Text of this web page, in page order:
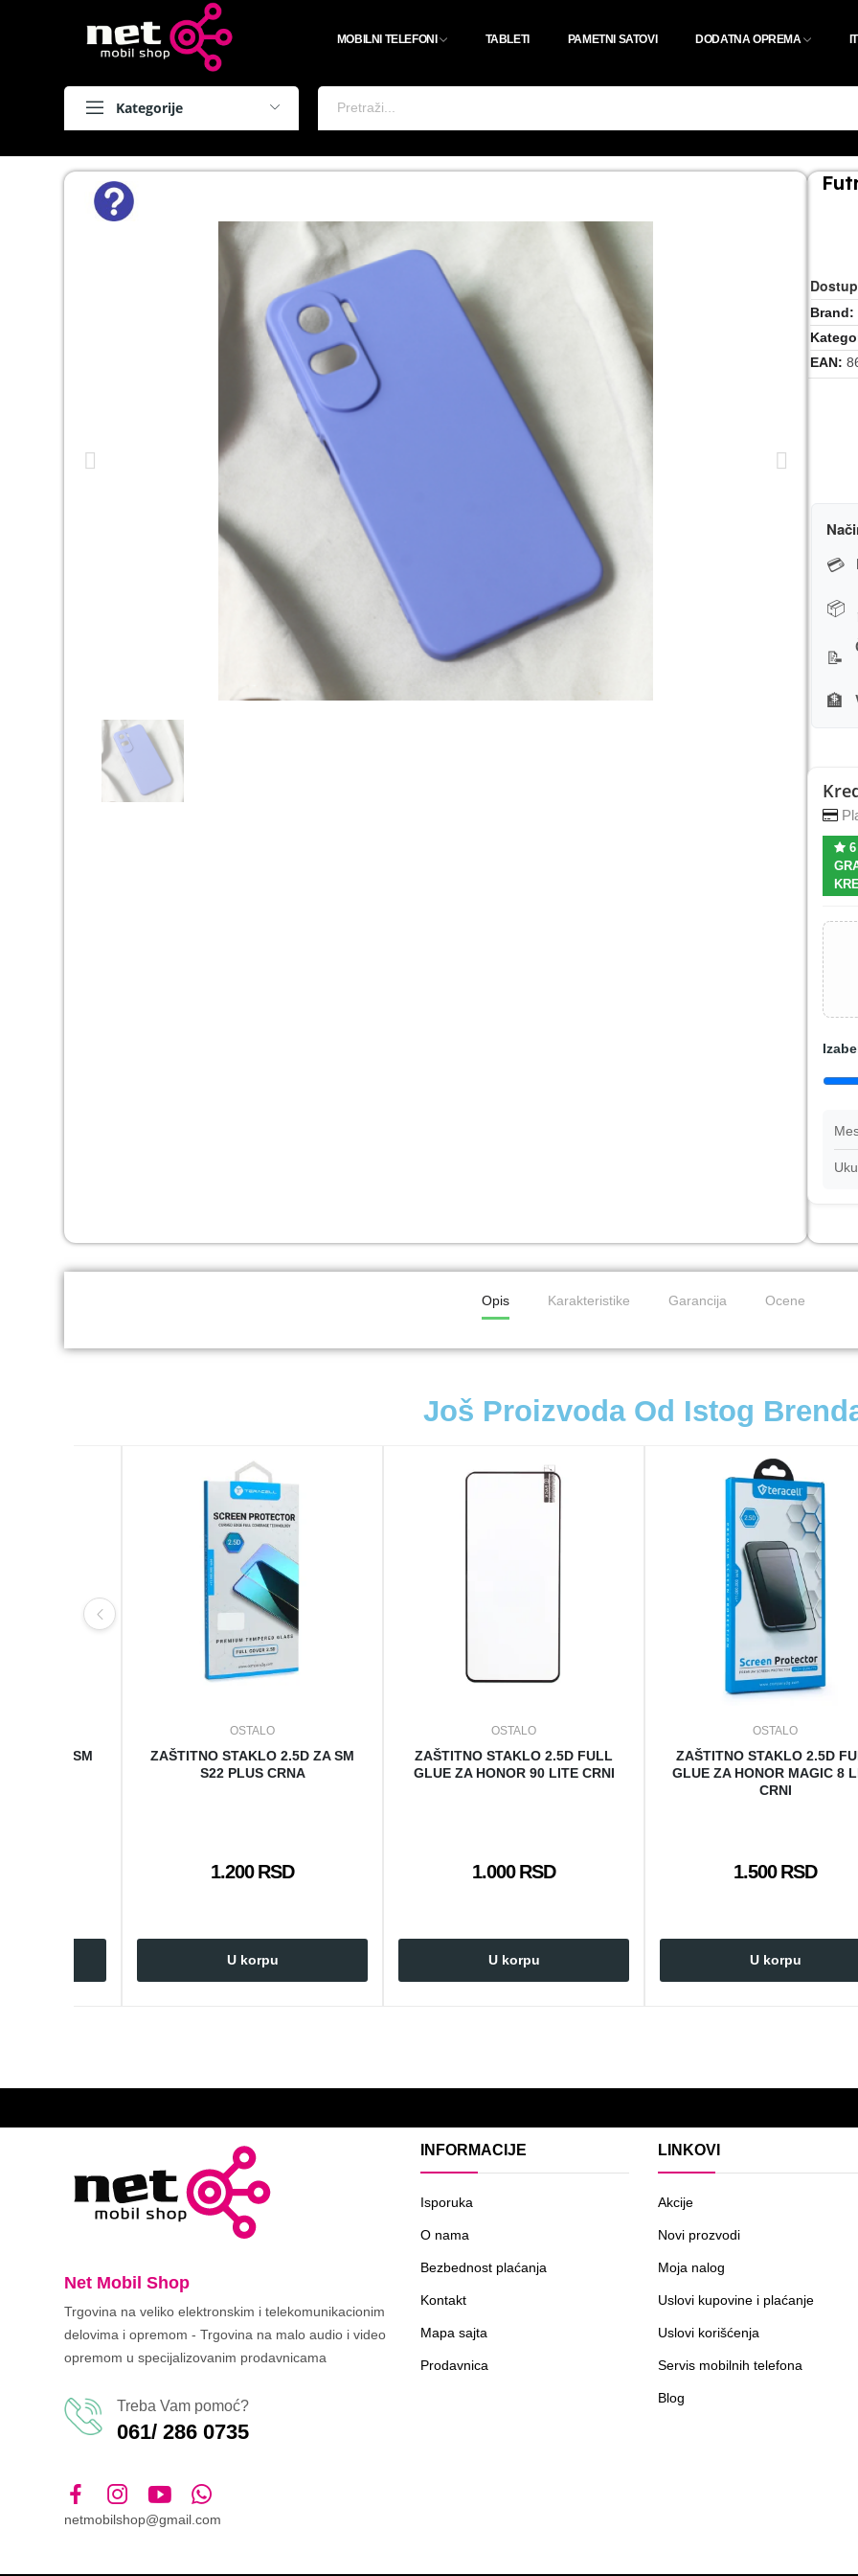
MOBILNI TELEFONI TABLETI PAMETNI SATOVI DODATNA OPREMA
Kategorije
Brand
EAN
💳
📦
📝
🏦
6
Opis Karakteristike Garancija Ocene
Još Proizvoda Od Istog
2.5D ZA SM
OSTALO
ZAŠTITNO STAKLO 2.5D ZA SM
S22 PLUS CRNA
1.200 RSD
U korpu
OSTALO
ZAŠTITNO STAKLO 2.5D FULL
GLUE ZA HONOR 90 LITE CRNI
1.000 RSD
U korpu
OSTALO
ZAŠTITNO STAKLO 2.5D
GLUE ZA HONOR MAGIC 8
CRNI
1.500 RSD
U korpu
Net Mobil Shop
Trgovina na veliko elektronskim i telekomunikacionim
delovima i opremom - Trgovina na malo audio i video
opremom u specijalizovanim prodavnicama
Treba Vam pomoć?
061/ 286 0735
netmobilshop@gmail.com
INFORMACIJE
Isporuka
O nama
Bezbednost plaćanja
Kontakt
Mapa sajta
Prodavnica
LINKOVI
Akcije
Novi prozvodi
Moja nalog
Uslovi kupovine i plaćanje
Uslovi korišćenja
Servis mobilnih telefona
Blog